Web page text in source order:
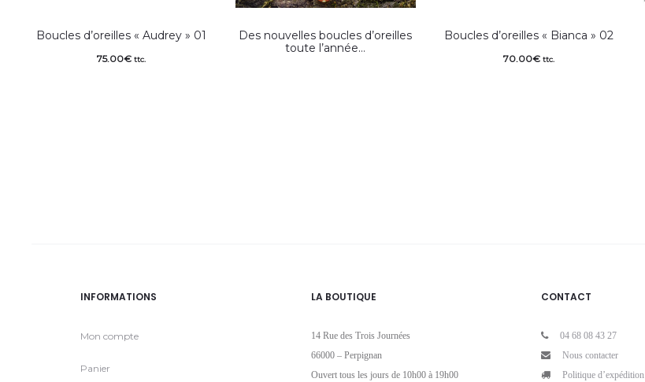
Boucles d’oreilles « Audrey » 01
75.00€ ttc.
Des nouvelles boucles d’oreilles
toute l’année…
Boucles d’oreilles « Bianca » 02
70.00€ ttc.
INFORMATIONS
Mon compte
Panier
LA BOUTIQUE
14 Rue des Trois Journées
66000 – Perpignan
Ouvert tous les jours de 10h00 à 19h00
CONTACT
04 68 08 43 27
Nous contacter
Politique d’expédition